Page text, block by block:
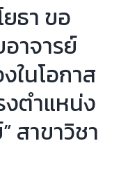
ธา ขอ
าจารย์
ในโอกาส
งตำแหน่ง
สาขาวิชา